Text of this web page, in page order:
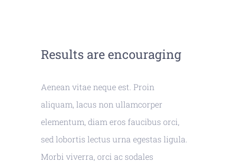
Results are encouraging
Aenean vitae neque est. Proin
aliquam, lacus non ullamcorper
elementum, diam eros faucibus orci,
sed lobortis lectus urna egestas ligula.
Morbi viverra, orci ac sodales